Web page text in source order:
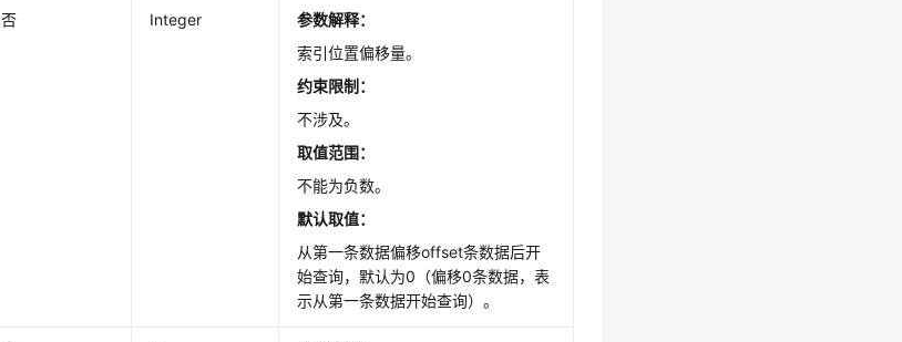
否 Integer
参数解释：
索引位置偏移量。
约束限制：
不涉及。
取值范围：
不能为负数。
默认取值：
从第一条数据偏移offset条数据后开
始查询，默认为0（偏移0条数据，表
示从第一条数据开始查询）。